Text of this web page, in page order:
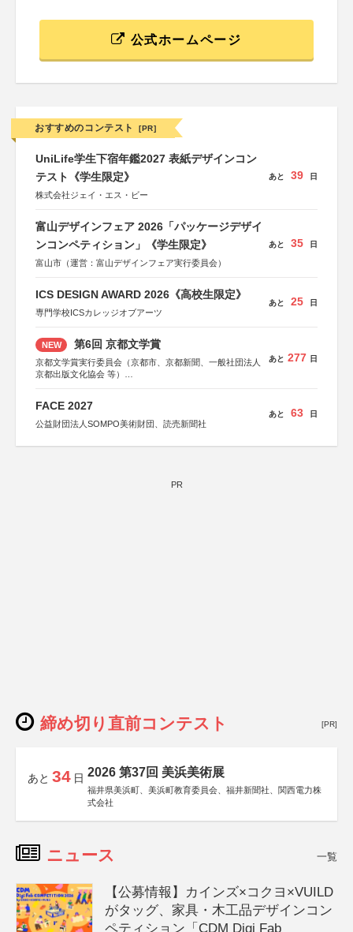
公式ホームページ
おすすめのコンテスト [PR]
UniLife学生下宿年鑑2027 表紙デザインコン
テスト《学生限定》
株式会社ジェイ・エス・ビー
あと 39 日
富山デザインフェア 2026「パッケージデザイ
ンコンペティション」《学生限定》
富山市（運営：富山デザインフェア実行委員会）
あと 35 日
ICS DESIGN AWARD 2026《高校生限定》
専門学校ICSカレッジオブアーツ
あと 25 日
NEW 第6回 京都文学賞
京都文学賞実行委員会（京都市、京都新聞、一般社団法人
京都出版文化協会 等）
集英社、小学館、祥伝社、新潮社、淡交社、ちいさいミシ
マ社、徳間書店、早川書房、PHP研究所、双葉社、文藝春
あと 277 日
FACE 2027
公益財団法人SOMPO美術財団、読売新聞社
あと 63 日
PR
締め切り直前コンテスト [PR]
あと 34 日 2026 第37回 美浜美術展
福井県美浜町、美浜町教育委員会、福井新聞社、関西電力株
式会社
ニュース 一覧
【公募情報】カインズ×コクヨ×VUILD
がタッグ、家具・木工品デザインコン
ペティション「CDM Digi Fab